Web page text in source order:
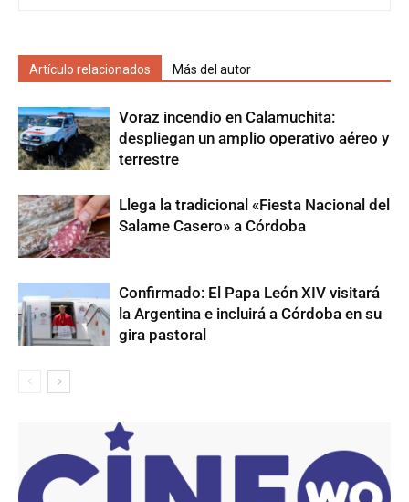
Artículo relacionados Más del autor
Voraz incendio en Calamuchita:
despliegan un amplio operativo aéreo y
terrestre
Llega la tradicional «Fiesta Nacional del
Salame Casero» a Córdoba
Confirmado: El Papa León XIV visitará
la Argentina e incluirá a Córdoba en su
gira pastoral